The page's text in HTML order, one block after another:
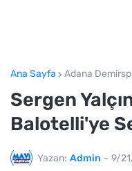
Ana Sayfa Adana
Sergen
Balotelli'ye
Yazan: Admin - 9/